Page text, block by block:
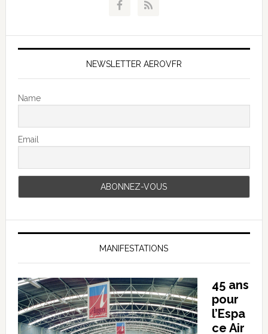
NEWSLETTER AEROVFR
Name
Email
MANIFESTATIONS
45 ans
pour
l’Espa
ce Air